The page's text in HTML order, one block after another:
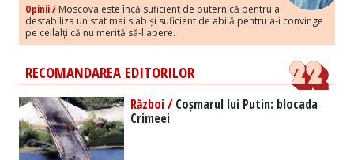
Opinii / Moscova este încă suficient de puternică pentru a
destabiliza un stat mai slab și suficient de abilă pentru a-i convinge
pe ceilalți că nu merită să-l apere.
RECOMANDAREA EDITORILOR
Război /Coșmarul lui Putin: blocada
Crimeei